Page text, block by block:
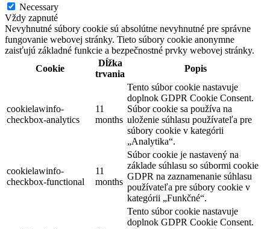
Necessary
Vždy zapnuté
Nevyhnutné súbory cookie sú absolútne nevyhnutné pre správne
fungovanie webovej stránky. Tieto súbory cookie anonymne
zaisťujú základné funkcie a bezpečnostné prvky webovej stránky.
Cookie
Dĺžka
trvania
Popis
cookielawinfo-
checkbox-analytics
11
months
Tento súbor cookie nastavuje
doplnok GDPR Cookie Consent.
Súbor cookie sa používa na
uloženie súhlasu používateľa pre
súbory cookie v kategórii
„Analytika“.
cookielawinfo-
checkbox-functional
11
months
Súbor cookie je nastavený na
základe súhlasu so súbormi cookie
GDPR na zaznamenanie súhlasu
používateľa pre súbory cookie v
kategórii „Funkčné“.
Tento súbor cookie nastavuje
doplnok GDPR Cookie Consent.